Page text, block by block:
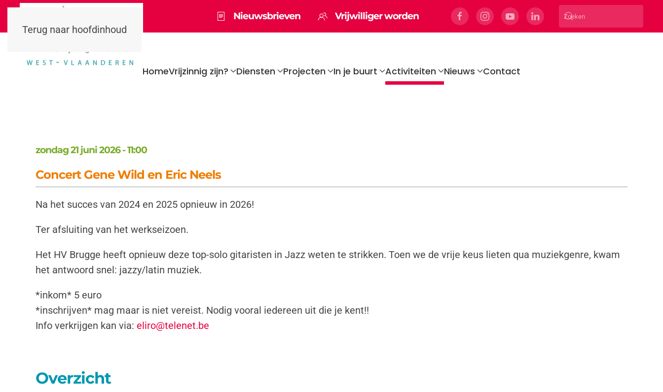
Terug naar hoofdinhoud
Nieuwsbrieven Vrijwilliger worden
HomeVrijzinnig zijn? Diensten Projecten In je buurt Activiteiten Nieuws Contact
zondag 21 juni 2026 - 11:00
Concert Gene Wild en Eric Neels
Na het succes van 2024 en 2025 opnieuw in 2026!
Ter afsluiting van het werkseizoen.
Het HV Brugge heeft opnieuw deze top-solo gitaristen in Jazz weten te strikken. Toen we de vrije keus lieten qua muziekgenre, kwam
het antwoord snel: jazzy/latin muziek.
*inkom* 5 euro
*inschrijven* mag maar is niet vereist. Nodig vooral iedereen uit die je kent!!
Info verkrijgen kan via: eliro@telenet.be
Overzicht